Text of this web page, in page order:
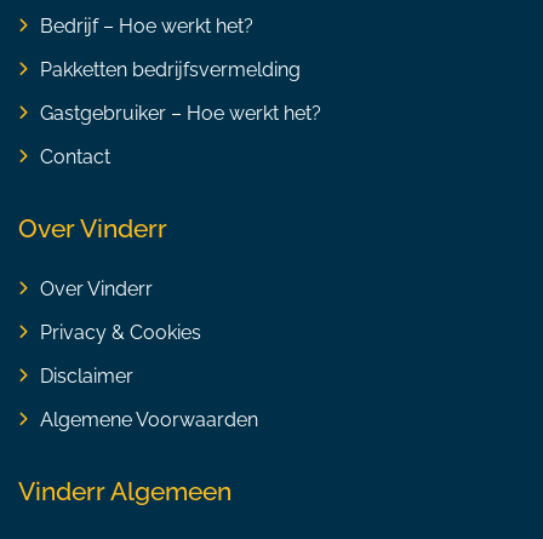
Bedrijf – Hoe werkt het?
Pakketten bedrijfsvermelding
Gastgebruiker – Hoe werkt het?
Contact
Over Vinderr
Over Vinderr
Privacy & Cookies
Disclaimer
Algemene Voorwaarden
Vinderr Algemeen